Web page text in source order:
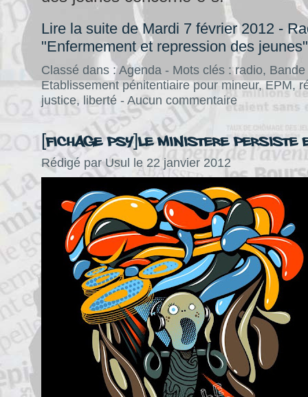
Lire la suite de Mardi 7 février 2012 -
"Enfermement et repression des jeunes"
Classé dans :Agenda - Mots clés :radio,
Etablissement pénitentiaire pour mineur,EPM,
justice, liberté -Aucun commentaire
[Fichage Psy]Le ministere persiste
Rédigé par Usul le 22 janvier 2012